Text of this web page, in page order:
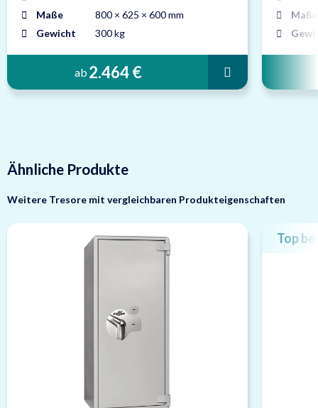
Maße
800 × 625 × 600 mm
Gewicht
300 kg
ab 2.464 €
Maße
Ähnliche Produkte
Weitere Tresore mit vergleichbaren Produkteigenschaften
Top